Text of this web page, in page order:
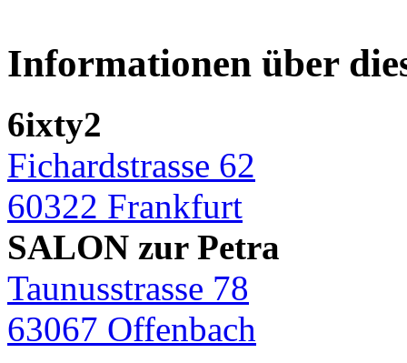
Informationen über
6ixty2
Fichardstrasse 62
60322 Frankfurt
SALON zur Petra
Taunusstrasse 78
63067 Offenbach